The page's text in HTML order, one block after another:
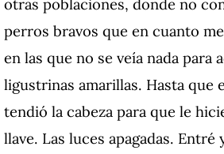
otras poblaciones, donde no
perros bravos que en cuanto
en las que no se veía nada
ligustrinas amarillas. Hasta que
tendió la cabeza para que le
llave. Las luces apagadas.